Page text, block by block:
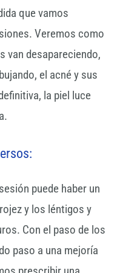
que vamos
Veremos como
van desapareciendo,
el acné y sus
la piel luce
puede haber un
y los léntigos y
Con el paso de los
paso a una mejoría